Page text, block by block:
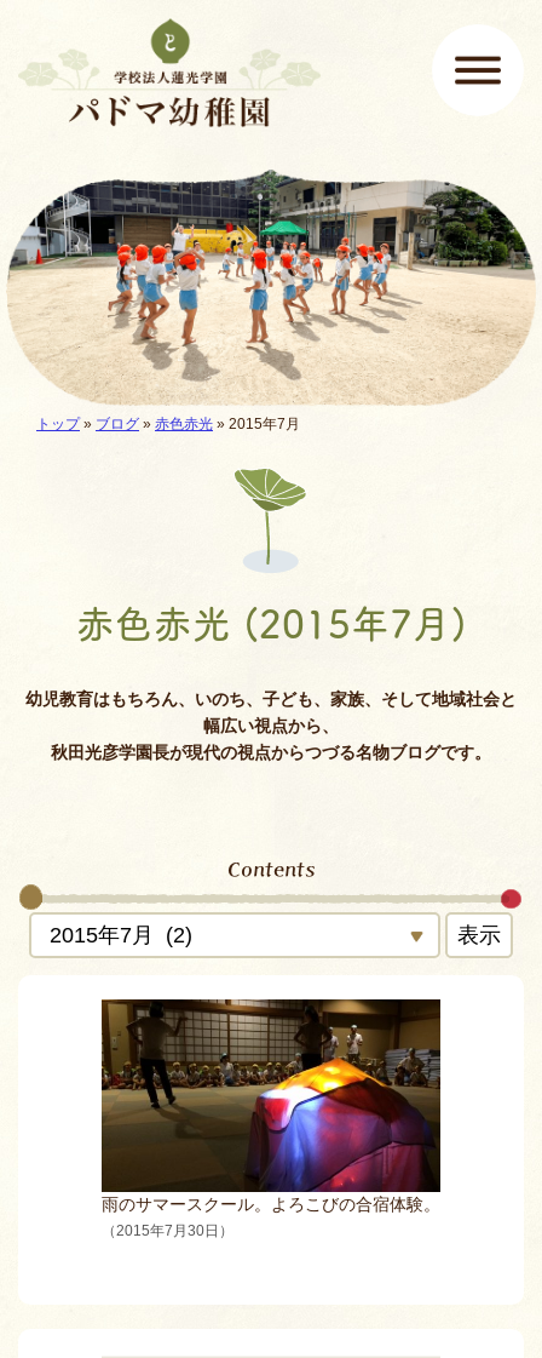
メインメニュー
ここから本文です。
現在地:
トップ» ブログ » 赤色赤光 » 2015年7月
赤色赤光 (2015年7月)
幼児教育はもちろん、いのち、子ども、家族、そして地域社会と
幅広い視点から、
秋田光彦学園長が現代の視点からつづる名物ブログです。
Contents
表示
雨のサマースクール。よろこびの合宿体験。
（2015年7月30日）